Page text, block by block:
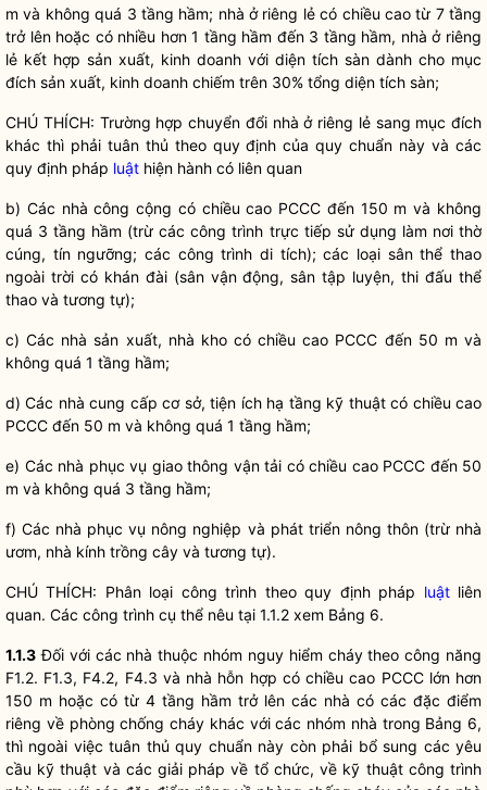
m và không quá 3 tầng hầm; nhà ở riêng lẻ có chiều cao từ 7 tầng
trở lên hoặc có nhiều hơn 1 tầng hầm đến 3 tầng hầm, nhà ở riêng
lẻ kết hợp sản xuất, kinh doanh với diện tích sàn dành cho mục
đích sản xuất, kinh doanh chiếm trên 30% tổng diện tích sàn;
CHÚ THÍCH: Trường hợp chuyển đổi nhà ở riêng lẻ sang mục đích
khác thì phải tuân thủ theo quy định của quy chuẩn này và các
quy định pháp luật hiện hành có liên quan
b) Các nhà công cộng có chiều cao PCCC đến 150 m và không
quá 3 tầng hầm (trừ các công trình trực tiếp sử dụng làm nơi thờ
cúng, tín ngưỡng; các công trình di tích); các loại sân thể thao
ngoài trời có khán đài (sân vận động, sân tập luyện, thi đấu thể
thao và tương tự);
c) Các nhà sản xuất, nhà kho có chiều cao PCCC đến 50 m và
không quá 1 tầng hầm;
d) Các nhà cung cấp cơ sở, tiện ích hạ tầng kỹ thuật có chiều cao
PCCC đến 50 m và không quá 1 tầng hầm;
e) Các nhà phục vụ giao thông vận tải có chiều cao PCCC đến 50
m và không quá 3 tầng hầm;
f) Các nhà phục vụ nông nghiệp và phát triển nông thôn (trừ nhà
ươm, nhà kính trồng cây và tương tự).
CHÚ THÍCH: Phân loại công trình theo quy định pháp luậtliên
quan. Các công trình cụ thể nêu tại 1.1.2 xem Bảng 6.
1.1.3 Đối với các nhà thuộc nhóm nguy hiểm cháy theo công năng
F1.2. F1.3, F4.2, F4.3 và nhà hỗn hợp có chiều cao PCCC lớn hơn
150 m hoặc có từ 4 tầng hầm trở lên các nhà có các đặc điểm
riêng về phòng chống cháy khác với các nhóm nhà trong Bảng 6,
thì ngoài việc tuân thủ quy chuẩn này còn phải bổ sung các yêu
cầu kỹ thuật và các giải pháp về tổ chức, về kỹ thuật công trình